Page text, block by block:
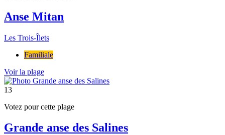
Anse Mitan
Les Trois-Îlets
Familiale
Voir la plage
13
Votez pour cette plage
Grande anse des Salines